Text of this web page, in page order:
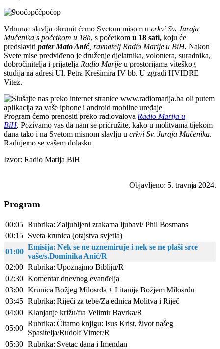
Vrhunac slavlja okrunit ćemo Svetom misom u crkvi Sv. Juraja
Mučenika s početkom u 18h, s početkom u 18 sati, koju će
predslaviti pater Mato Anić, ravnatelj Radio Marije u BiH. Nakon
Svete mise predviđeno je druženje djelatnika, volontera, suradnika,
dobročinitelja i prijatelja Radio Marije u prostorijama viteškog
studija na adresi Ul. Petra Krešimira IV bb. U zgradi HVIDRE
Vitez.
Program ćemo prenositi preko radiovalova Radio Marija u
BiH. Pozivamo vas da nam se pridružite, kako u molitvama tijekom
dana tako i na Svetom misnom slavlju u crkvi Sv. Juraja Mučenika.
Radujemo se vašem dolasku.
Izvor: Radio Marija BiH
Objavljeno: 5. travnja 2024.
Program
00:05 Rubrika: Zaljubljeni zrakama ljubavi/ Phil Bosmans
00:15
Sveta krunica (otajstva svjetla)
01:00
Emisija: Nek se ne uznemiruje i nek se ne plaši srce
vaše/s.Dominika Anić/R
02:00 Rubrika: Upoznajmo Bibliju/R
02:30 Komentar dnevnog evanđelja
03:00 Krunica Božjeg Milosrđa + Litanije Božjem Milosrđu
03:45 Rubrika: Riječi za tebe/Zajednica Molitva i Riječ
04:00 Klanjanje križu/fra Velimir Bavrka/R
05:00
Rubrika: Čitamo knjigu: Isus Krist, život našeg
Spasitelja/Rudolf Vimer/R
05:30 Rubrika: Svetac dana i Imendan